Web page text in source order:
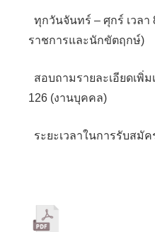
ทุกวันจันทร์ – ศุกร์ เวลา
ราชการและนักขัตฤกษ์)
สอบถามรายละเอียดเพิ่
126 (งานบุคคล)
ระยะเวลาในการรับสมั